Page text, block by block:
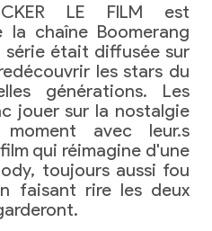
LE FILM est
chaîne Boomerang
série était diffusée sur
les stars du
générations. Les
jouer sur la nostalgie
avec leur.s
qui réimagine d'une
toujours aussi fou
faisant rire les deux